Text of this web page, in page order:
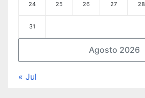
Agosto 2026
24 25 26 27 28
31
« Jul